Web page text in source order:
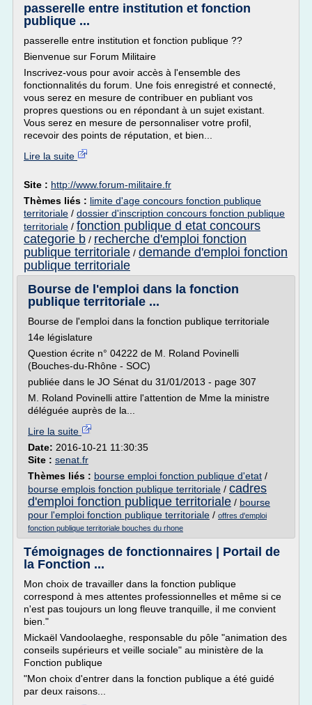
passerelle entre institution et fonction
publique ...
passerelle entre institution et fonction publique ??
Bienvenue sur Forum Militaire
Inscrivez-vous pour avoir accès à l'ensemble des
fonctionnalités du forum. Une fois enregistré et connecté,
vous serez en mesure de contribuer en publiant vos
propres questions ou en répondant à un sujet existant.
Vous serez en mesure de personnaliser votre profil,
recevoir des points de réputation, et bien...
Lire la suite
Site : http://www.forum-militaire.fr
Thèmes liés : limite d'age concours fonction publique
territoriale / dossier d'inscription concours fonction publique
territoriale / fonction publique d etat concours
categorie b / recherche d'emploi fonction
publique territoriale / demande d'emploi fonction
publique territoriale
Bourse de l'emploi dans la fonction
publique territoriale ...
Bourse de l'emploi dans la fonction publique territoriale
14e législature
Question écrite n° 04222 de M. Roland Povinelli
(Bouches-du-Rhône - SOC)
publiée dans le JO Sénat du 31/01/2013 - page 307
M. Roland Povinelli attire l'attention de Mme la ministre
déléguée auprès de la...
Lire la suite
Date: 2016-10-21 11:30:35
Site : senat.fr
Thèmes liés : bourse emploi fonction publique d'etat /
bourse emplois fonction publique territoriale / cadres
d'emploi fonction publique territoriale / bourse
pour l'emploi fonction publique territoriale / offres d'emploi
fonction publique territoriale bouches du rhone
Témoignages de fonctionnaires | Portail de
la Fonction ...
Mon choix de travailler dans la fonction publique
correspond à mes attentes professionnelles et même si ce
n'est pas toujours un long fleuve tranquille, il me convient
bien."
Mickaël Vandoolaeghe, responsable du pôle "animation des
conseils supérieurs et veille sociale" au ministère de la
Fonction publique
"Mon choix d'entrer dans la fonction publique a été guidé
par deux raisons...